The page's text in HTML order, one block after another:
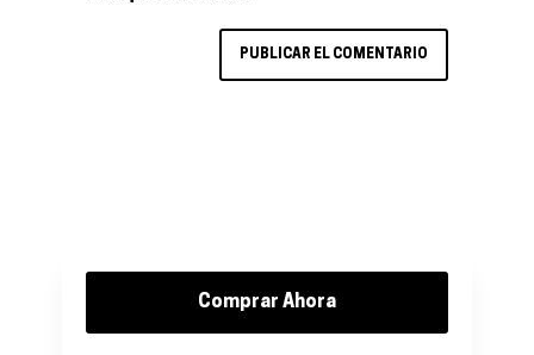
Comprar Ahora